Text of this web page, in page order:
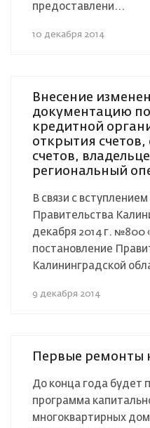
предоставлени...
10 декабря 2014
Внесение
документацию по
кредитной
открытия
счетов,
региональный
В связи с
Правительства
декабря 2014 г. №800
постановление
Калининградской
9 декабря 2014
Первые ремонты
До конца года будет
программа
многоквартирных